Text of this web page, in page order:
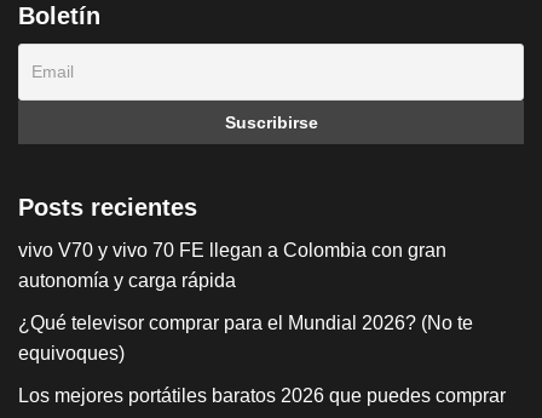
Boletín
Posts recientes
vivo V70 y vivo 70 FE llegan a Colombia con gran
autonomía y carga rápida
¿Qué televisor comprar para el Mundial 2026? (No te
equivoques)
Los mejores portátiles baratos 2026 que puedes comprar